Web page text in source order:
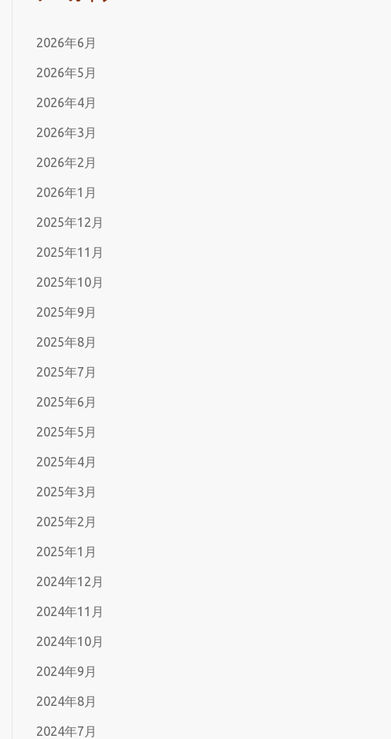
2026年6月
2026年5月
2026年4月
2026年3月
2026年2月
2026年1月
2025年12月
2025年11月
2025年10月
2025年9月
2025年8月
2025年7月
2025年6月
2025年5月
2025年4月
2025年3月
2025年2月
2025年1月
2024年12月
2024年11月
2024年10月
2024年9月
2024年8月
2024年7月